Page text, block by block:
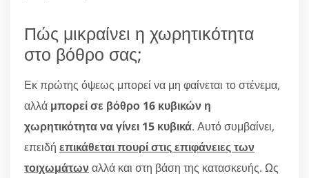
Πώς μικραίνει η χωρητικότητα
στο βόθρο σας;
Εκ πρώτης όψεως μπορεί να μη φαίνεται το στένεμα,
αλλά μπορεί σε βόθρο 16 κυβικών η
χωρητικότητα να γίνει 15 κυβικά. Αυτό συμβαίνει,
επειδή επικάθεται πουρί στις επιφάνειες των
τοιχωμάτωναλλά και στη βάση της κατασκευής. Ως